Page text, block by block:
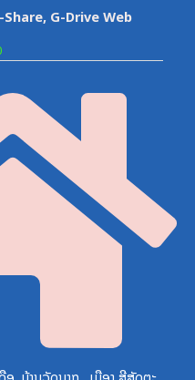
Share, G-Drive Web